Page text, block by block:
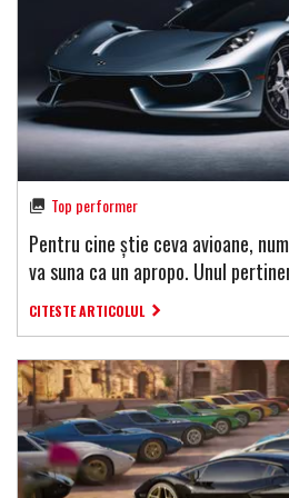
Top performer
Pentru cine știe ceva avioane,
va suna ca un apropo. Unul
CITESTE ARTICOLUL